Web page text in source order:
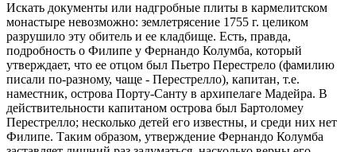
Искать документы или надгробные плиты в кармелитском
монастыре невозможно: землетрясение 1755 г. целиком
разрушило эту обитель и ее кладбище. Есть, правда,
подробность о Филипе у Фернандо Колумба, который
утверждает, что ее отцом был Пьетро Перестрело (фамилию
писали по-разному, чаще - Перестрелло), капитан, т.е.
наместник, острова Порту-Санту в архипелаге Мадейра. В
действительности капитаном острова был Бартоломеу
Перестрелло; несколько детей его известны, и среди них нет
Филипе. Таким образом, утверждение Фернандо Колумба